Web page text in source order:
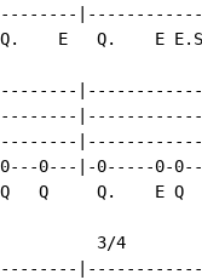
E   Q.    E
0---0---|-0-----0-
Q     Q.    E Q
3/4